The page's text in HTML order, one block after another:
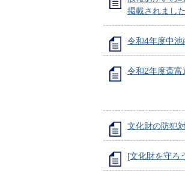
掲載されました
令和4年度中池
令和2年度斎富
文化財の防犯
[文化財を守ろ